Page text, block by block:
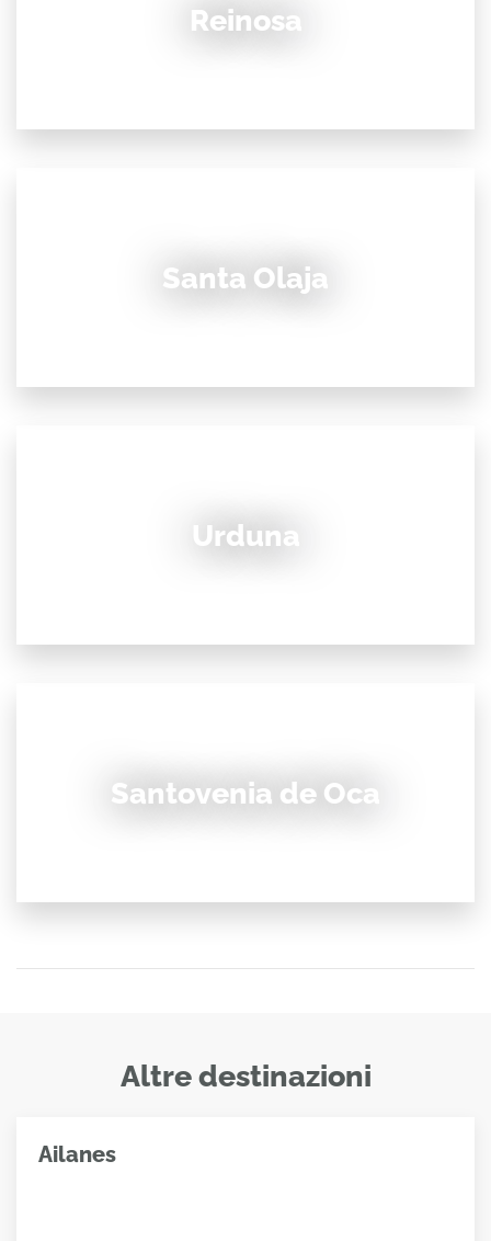
Reinosa
Santa Olaja
Urduna
Santovenia de Oca
Altre destinazioni
Ailanes